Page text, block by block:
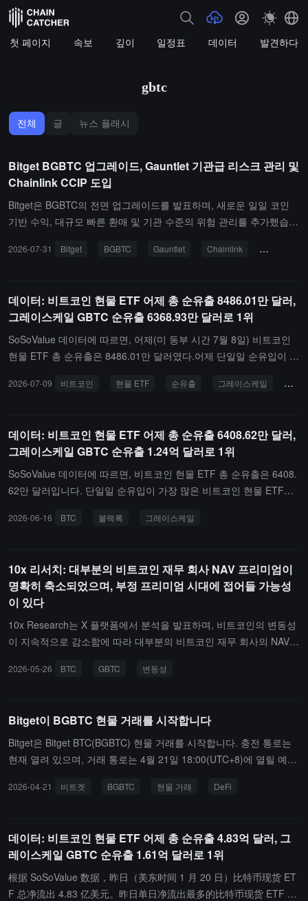
첫 페이지 속보 깊이 일정표 데이터 발견하다
gbtc
전체 글 뉴스 플래시
Bitget BGBTC 업그레이드, Gauntlet 기관급 리스크 관리 및
Chainlink CCIP 도입
Bitget은 BGBTC의 전면 업그레이드를 발표하며, 새로운 일일 코인
기반 수익, 대규모 빠른 환매 및 기관 수준의 위험 관리를 추가했습니
위험 관리 기관 Gauntlet가 기본 수익 전략의 감독 및 위험 관리를 담
GBTC는 Morph 체인에서 수익 전략을 배포할 수 있으며, 다중 체인
수익 경로 및 응용 시나리오를 더욱 확장합니다.인프라 측면에서 Bitg
et은 BGBTC의 공식 크로스 체인 솔루션으로 Chainlink CCIP를 채택
하고, Chainlink 준비금 증명(Proof of Reserve) 계획을 지속하여 1:1
제공합니다. 업그레이드된 BGBTC는 수익을 얻는 동시에 계약 보증
2026-07-31 Bitget BGBTC Gauntlet Chainlink 리스크 관리
데이터: 비트코인 현물 ETF 어제 총 순유출 8486.01만 달러,
그레이스케일 GBTC 순유출 6368.93만 달러로 1위
SoSoValue 데이터에 따르면, 어제(미 동부 시간 7월 8일) 비트코인
현물 ETF 총 순유출은 8486.01만 달러였다.어제 단일일 순유입이 가
미니 신탁 ETF BTC로, 단일일 순유입은 5283.36만 달러였으며, 현
e) ETF GBTC로, 단일일 순유출은 6368.93만 달러였으며, 현재 GBT
C의 역사적 총 순유출은 272.79억 달러에 달한다.발행 시점 기준으
로 비트코인 현물 ETF 총 자산 순가치는 753.39억 달러이며, ETF 순
자산 비율(시가총액 대비 비트코인 총 시가총액 비율)은 6.05%에 달
2026-07-09 비트코인 현물 ETF 순유출 그레이스케일 총
데이터: 비트코인 현물 ETF 어제 총 순유출 6408.62만 달러,
그레이스케일 GBTC 순유출 1.24억 달러로 1위
SoSoValue 데이터에 따르면, 비트코인 현물 ETF 총 순유출은 6408.
62만 달러입니다. 단일일 순유입이 가장 많은 비트코인 현물 ETF는
며, 현재 IBIT의 역사적 총 순유입은 621.81억 달러에 달합니다. 다음
순유입은 23.09억 달러입니다.단일일 순유출이 가장 많은 비트코인
현물 ETF는 그레이스케일 (Grayscale) ETF GBTC로, 단일일 순유출
은 1.24억 달러이며, 현재 GBTC의 역사적 총 순유출은 269.75억 달
러에 달합니다. 기사 발행 시점 기준으로 비트코인 현물 ETF 총 자산
순가치는 833.29억 달러이며, ETF 순자산 비율(시가총액 대비 비트
은 535.6억 달러에 이릅니다.
2026-06-16 BTC 블랙록 그레이스케일
10x 리서치: 대부분의 비트코인 재무 회사 NAV 프리미엄이
명확히 축소되었으며, 부정 프리미엄 시대에 접어들 가능성
이 있다
10x Research는 X 플랫폼에서 분석을 발표하며, 비트코인의 변동성
이 지속적으로 감소함에 따라 대부분의 비트코인 재무 회사의 NAV
으며, 관련 투자자들의 손실이 이미 나타나기 시작했다고 지적했습니
하의 내재 가격으로 비트코인을 구매할 수 있었습니다. 시장은 전통
금융의 암호 자산 포장 제품을 "비트코인 레버리지 도구"로 잘못 인식
했지만, 이러한 구조는 실제로 옵션 제품과 더 유사합니다: 변동성이
됩니다.
2026-05-26 BTC GBTC 변동성
Bitget이 BGBTC 현물 거래를 시작합니다
Bitget은 Bitget BTC(BGBTC) 현물 거래를 시작합니다. 충전 통로는
현재 열려 있으며, 거래 통로는 4월 21일 18:00(UTC+8)에 열릴 예정
와 1:1로 연동되는 생태 자산으로, Bitget 계좌 내에서 보유하기만 하
니다.
2026-04-21 비트겟 BGBTC 현물 거래 DeFi
데이터: 비트코인 현물 ETF 어제 총 순유출 4.83억 달러, 그
레이스케일 GBTC 순유출 1.61억 달러로 1위
根据 SoSoValue 数据，昨日（美东时间 1 月 20 日）比特币现货 ET
F 总净流出 4.83 亿美元。昨日单日净流出最多的比特币现货 ETF 为